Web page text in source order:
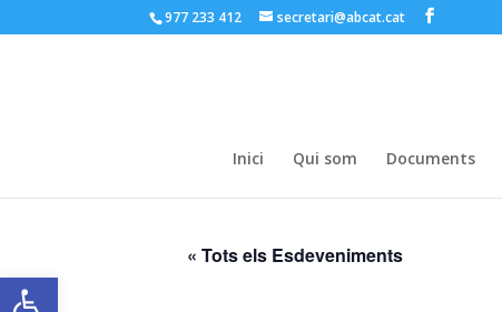
Obre la barra d'eines
977 233 412 secretari@abcat.cat
Inici Qui som Documents
« Tots els Esdeveniments